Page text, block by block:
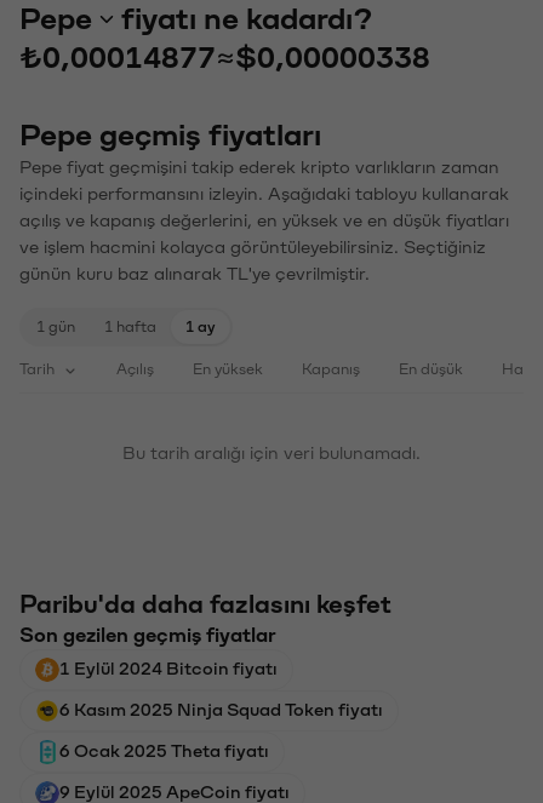
Pepe
fiyatı ne kadardı?
₺0,00014877≈$0,00000338
Pepe geçmiş fiyatları
Pepe fiyat geçmişini takip ederek kripto varlıkların zaman
içindeki performansını izleyin. Aşağıdaki tabloyu kullanarak
açılış ve kapanış değerlerini, en yüksek ve en düşük fiyatları
ve işlem hacmini kolayca görüntüleyebilirsiniz. Seçtiğiniz
günün kuru baz alınarak TL'ye çevrilmiştir.
1 gün 1 hafta 1 ay
Tarih Açılış En yüksek Kapanış En düşük
Bu tarih aralığı için veri bulunamadı.
Paribu'da daha fazlasını keşfet
Son gezilen geçmiş fiyatlar
1 Eylül 2024 Bitcoin fiyatı
6 Kasım 2025 Ninja Squad Token fiyatı
6 Ocak 2025 Theta fiyatı
9 Eylül 2025 ApeCoin fiyatı